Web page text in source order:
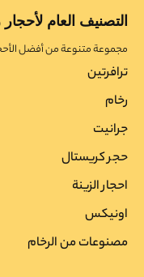
التصنيف العام
مجموعة متنوعة من أفضل
ترافرتین
رخام
جرانیت
حجر کریستال
احجار الزینة
اونیکس
مصنوعات من الرخام